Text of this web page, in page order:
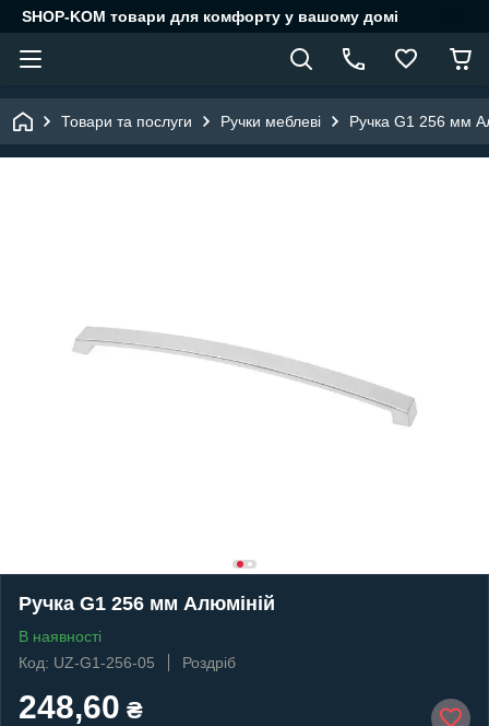
SHOP-KOM товари для комфорту у вашому домі
Товари та послуги Ручки меблеві Ручка G1 256 мм
Ручка G1 256 мм Алюміній
В наявності
Код: UZ-G1-256-05
Роздріб
248,60 ₴